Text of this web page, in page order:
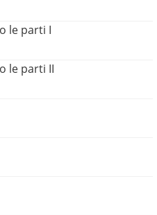
le parti I
le parti II